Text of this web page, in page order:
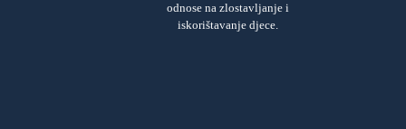
odnose na zlostavljanje i
iskorištavanje djece.